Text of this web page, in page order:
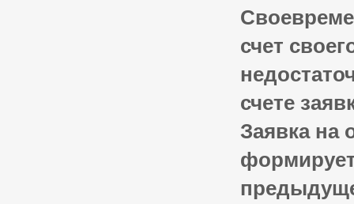
счет
счете
Заявка на